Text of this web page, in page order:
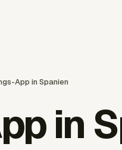
App in Spanien
in